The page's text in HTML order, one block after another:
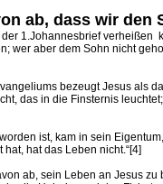
ab, dass wir den
1.Johannesbrief verheißen
wer aber dem Sohn nicht
bezeugt Jesus als
das in die Finsternis
ist, kam in sein
hat das Leben nicht.“[4]
ab, sein Leben an Jesus